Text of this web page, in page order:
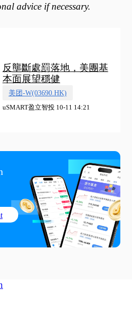
advice if necessary.
反壟斷處罰落地，美團基
本面展望穩健
美团-W(03690.HK)
uSMART盈立智投 10-11 14:21